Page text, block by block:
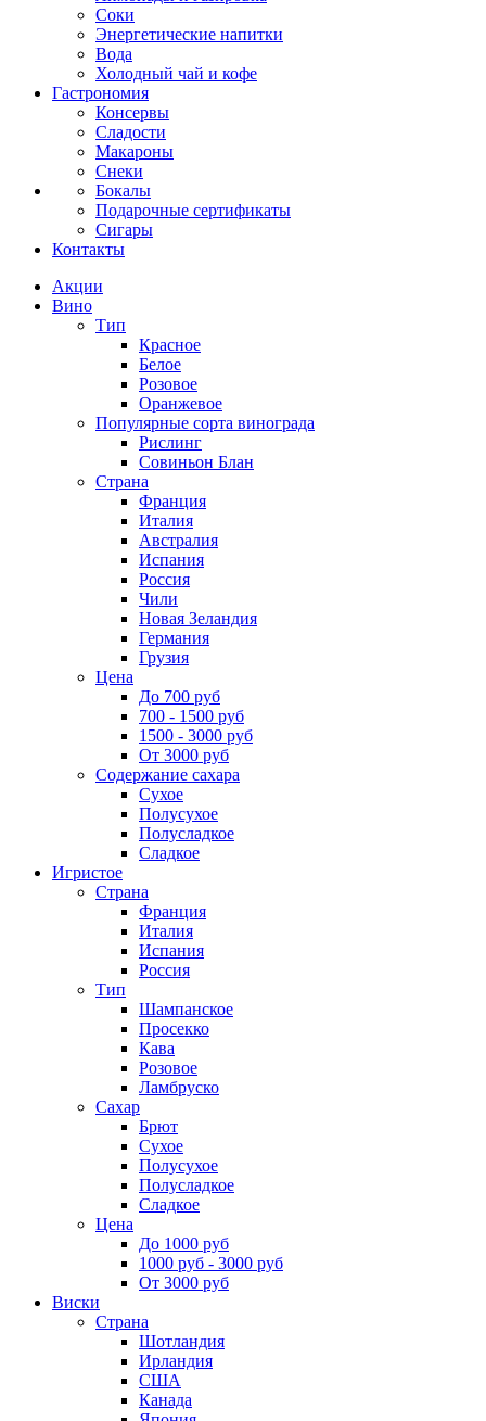
Соки
Энергетические напитки
Вода
Холодный чай и кофе
Гастрономия
Консервы
Сладости
Макароны
Снеки
Бокалы
Подарочные сертификаты
Сигары
Контакты
Акции
Вино
Тип
Красное
Белое
Розовое
Оранжевое
Популярные сорта винограда
Рислинг
Совиньон Блан
Страна
Франция
Италия
Австралия
Испания
Россия
Чили
Новая Зеландия
Германия
Грузия
Цена
До 700 руб
700 - 1500 руб
1500 - 3000 руб
От 3000 руб
Содержание сахара
Сухое
Полусухое
Полусладкое
Сладкое
Игристое
Страна
Франция
Италия
Испания
Россия
Тип
Шампанское
Просекко
Кава
Розовое
Ламбруско
Сахар
Брют
Сухое
Полусухое
Полусладкое
Сладкое
Цена
До 1000 руб
1000 руб - 3000 руб
От 3000 руб
Виски
Страна
Шотландия
Ирландия
США
Канада